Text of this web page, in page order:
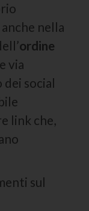
nella
ordine
via
social
link che,
sul